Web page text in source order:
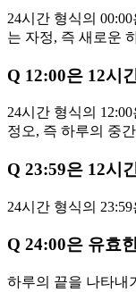
24시간 형식의
는 자정, 즉 새로운
Q 12:00은 12시
24시간 형식의
정오, 즉 하루의 중
Q 23:59은 12시
24시간 형식의
Q 24:00은 유효
하루의 끝을 나타내